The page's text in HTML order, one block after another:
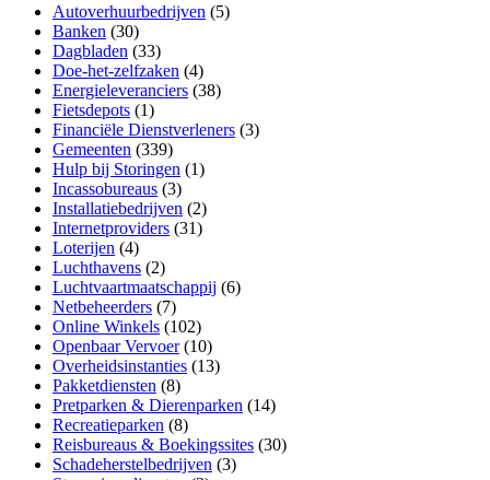
Autoverhuurbedrijven (5)
Banken (30)
Dagbladen (33)
Doe-het-zelfzaken (4)
Energieleveranciers (38)
Fietsdepots (1)
Financiële Dienstverleners (3)
Gemeenten (339)
Hulp bij Storingen (1)
Incassobureaus (3)
Installatiebedrijven (2)
Internetproviders (31)
Loterijen (4)
Luchthavens (2)
Luchtvaartmaatschappij (6)
Netbeheerders (7)
Online Winkels (102)
Openbaar Vervoer(10)
Overheidsinstanties (13)
Pakketdiensten (8)
Pretparken & Dierenparken (14)
Recreatieparken (8)
Reisbureaus & Boekingssites (30)
Schadeherstelbedrijven (3)